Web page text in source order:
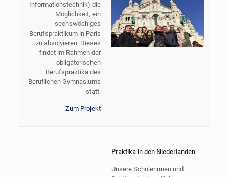
Informationstechnik) die
Möglichkeit, ein
sechswöchiges
Berufspraktikum in Paris
zu absolvieren. Dieses
findet im Rahmen der
obligatorischen
Berufspraktika des
Beruflichen Gymnasiums
statt.
Zum Projekt
Praktika in den Niederlanden
Unsere Schülerinnen und